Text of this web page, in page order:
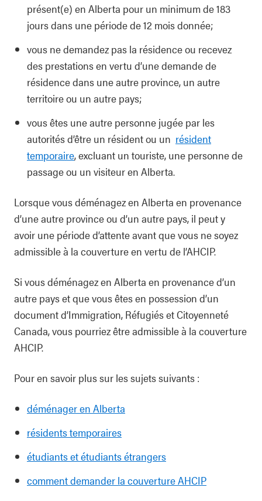
présent(e) en Alberta pour un minimum de 183
jours dans une période de 12 mois donnée;
vous ne demandez pas la résidence ou recevez
des prestations en vertu d’une demande de
résidence dans une autre province, un autre
territoire ou un autre pays;
vous êtes une autre personne jugée par les
autorités d’être un résident ou un résident
temporaire, excluant un touriste, une personne de
passage ou un visiteur en Alberta.
Lorsque vous déménagez en Alberta en provenance
d’une autre province ou d’un autre pays, il peut y
avoir une période d’attente avant que vous ne soyez
admissible à la couverture en vertu de l’AHCIP.
Si vous déménagez en Alberta en provenance d’un
autre pays et que vous êtes en possession d’un
document d’Immigration, Réfugiés et Citoyenneté
Canada, vous pourriez être admissible à la couverture
AHCIP.
Pour en savoir plus sur les sujets suivants :
déménager en Alberta
résidents temporaires
étudiants et étudiants étrangers
comment demander la couverture AHCIP